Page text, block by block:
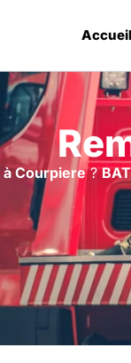
Accueil
à Courpiere?